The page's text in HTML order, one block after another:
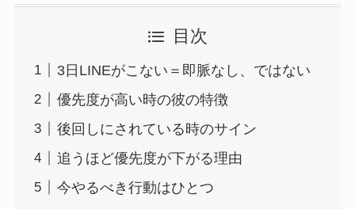
目次
3日LINEがこない＝即脈なし、ではない
優先度が高い時の彼の特徴
後回しにされている時のサイン
追うほど優先度が下がる理由
今やるべき行動はひとつ